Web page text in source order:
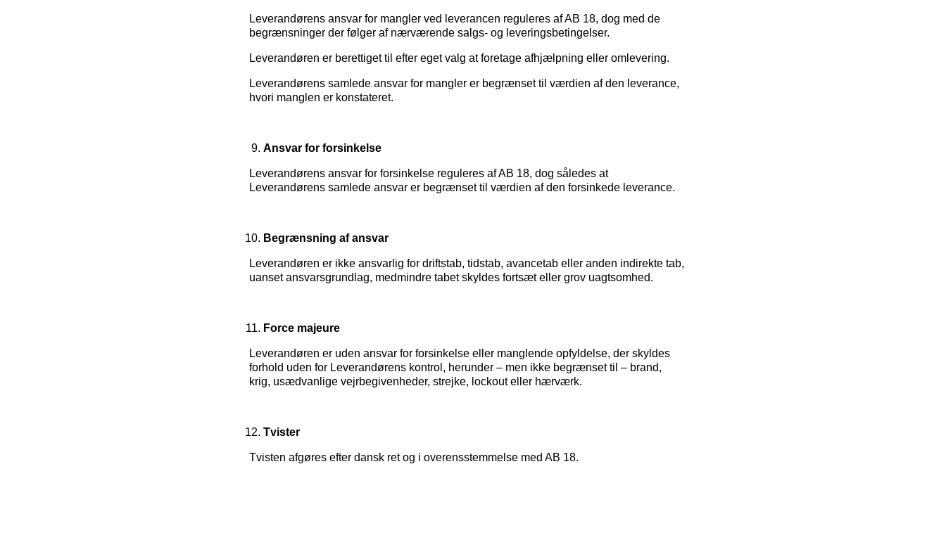
Leverandørens ansvar for mangler ved leverancen reguleres af AB 18, dog med de
begrænsninger der følger af nærværende salgs- og leveringsbetingelser.
Leverandøren er berettiget til efter eget valg at foretage afhjælpning eller omlevering.
Leverandørens samlede ansvar for mangler er begrænset til værdien af den leverance,
hvori manglen er konstateret.
Ansvar for forsinkelse
Leverandørens ansvar for forsinkelse reguleres af AB 18, dog således at
Leverandørens samlede ansvar er begrænset til værdien af den forsinkede leverance.
Begrænsning af ansvar
Leverandøren er ikke ansvarlig for driftstab, tidstab, avancetab eller anden indirekte tab,
uanset ansvarsgrundlag, medmindre tabet skyldes fortsæt eller grov uagtsomhed.
Force majeure
Leverandøren er uden ansvar for forsinkelse eller manglende opfyldelse, der skyldes
forhold uden for Leverandørens kontrol, herunder – men ikke begrænset til – brand,
krig, usædvanlige vejrbegivenheder, strejke, lockout eller hærværk.
Tvister
Tvisten afgøres efter dansk ret og i overensstemmelse med AB 18.